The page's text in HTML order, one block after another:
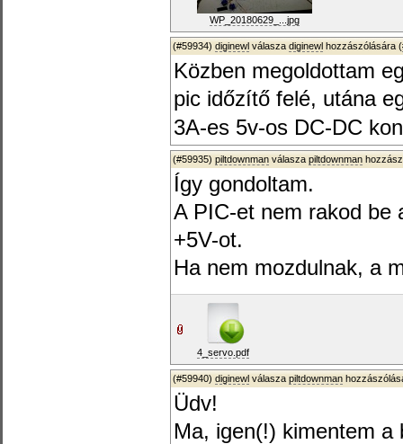
WP_20180629_...jpg
(#59934) diginewl válasza diginewl hozzászólására (
Közben megoldottam
pic időzítő felé, utána
3A-es 5v-os DC-DC
(#59935) piltdownman válasza piltdownman
Így gondoltam.
A PIC-et nem rakod be
+5V-ot.
Ha nem mozdulnak, a
4_servo.pdf
(#59940) diginewl válasza piltdownman
Üdv!
Ma, igen(!) kimentem a